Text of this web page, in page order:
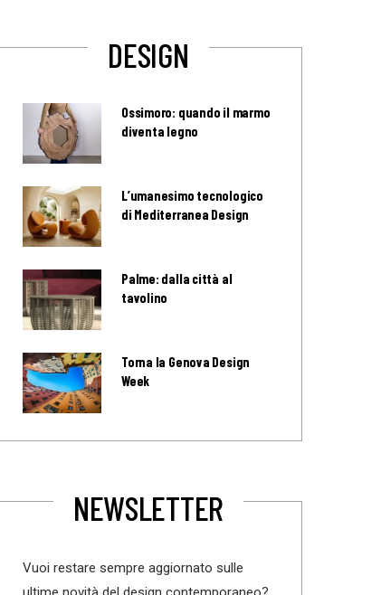
DESIGN
Ossimoro: quando il marmo
diventa legno
L’umanesimo tecnologico
di Mediterranea Design
Palme: dalla città al
tavolino
Torna la Genova Design
Week
NEWSLETTER
Vuoi restare sempre aggiornato sulle